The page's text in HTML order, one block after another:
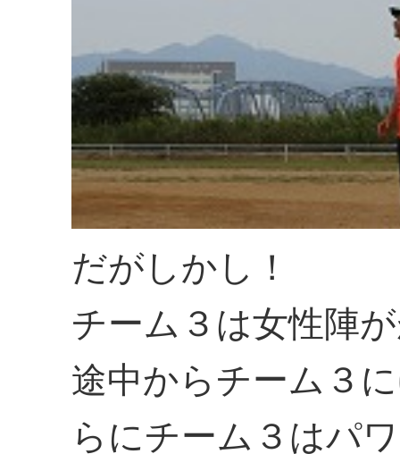
だがしかし！
チーム３は女性陣
途中からチーム３
らにチーム３はパ